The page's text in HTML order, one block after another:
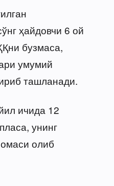
ҳайдовчи 6 ой
бузмаса,
умумий
ташланади.
ичида 12
унинг
олиб